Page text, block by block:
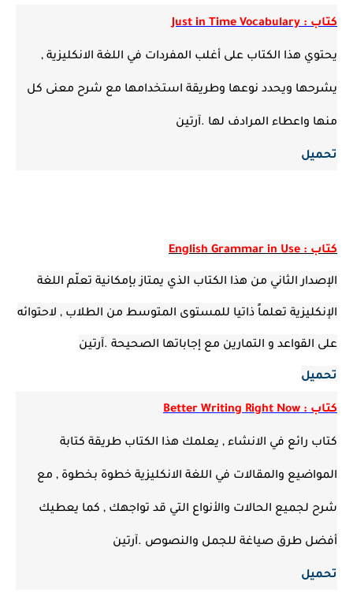
كتاب : Just in Time Vocabulary
يحتوي هذا الكتاب على أغلب المفردات في اللغة الانكليزية ,
يشرحها ويحدد نوعها وطريقة استخدامها مع شرح معنى كل
منها واعطاء المرادف لها .آرتين
تحميل
كتاب : English Grammar in Use
الإصدار الثاني من هذا الكتاب الذي يمتاز بإمكانية تعلّم اللغة
الإنكليزية تعلماً ذاتيا للمستوى المتوسط من الطلاب , لاحتوائه
على القواعد و التمارين مع إجاباتها الصحيحة .آرتين
تحميل
كتاب : Better Writing Right Now
كتاب رائع في الانشاء , يعلمك هذا الكتاب طريقة كتابة
المواضيع والمقالات في اللغة الانكليزية خطوة بخطوة , مع
شرح لجميع الحالات والأنواع التي قد تواجهك , كما يعطيك
أفضل طرق صياغة للجمل والنصوص .آرتين
تحميل